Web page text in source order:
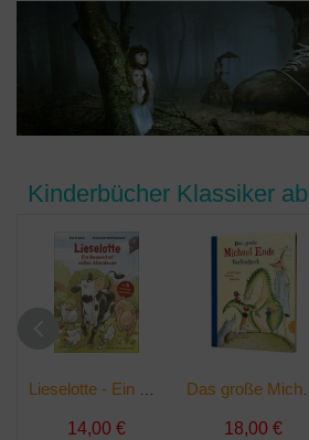
Kinderbücher Klassiker
14,00 €
Das große Michael-Ende-Vorlesebuch | Buch
18,00 €